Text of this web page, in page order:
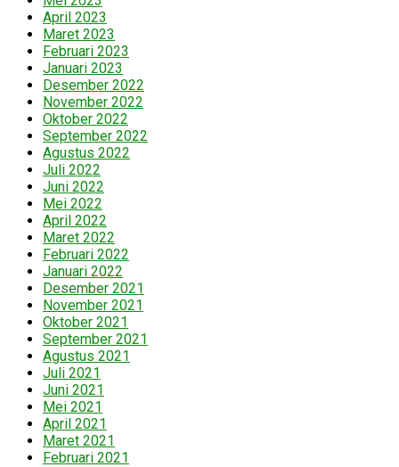
April 2023
Maret 2023
Februari 2023
Januari 2023
Desember 2022
November 2022
Oktober 2022
September 2022
Agustus 2022
Juli 2022
Juni 2022
Mei 2022
April 2022
Maret 2022
Februari 2022
Januari 2022
Desember 2021
November 2021
Oktober 2021
September 2021
Agustus 2021
Juli 2021
Juni 2021
Mei 2021
April 2021
Maret 2021
Februari 2021